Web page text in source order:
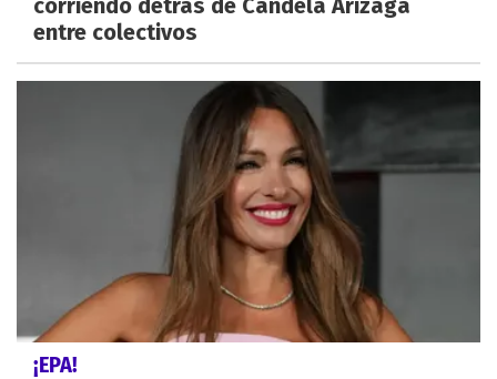
corriendo detrás de Candela Arizaga
entre colectivos
¡EPA!